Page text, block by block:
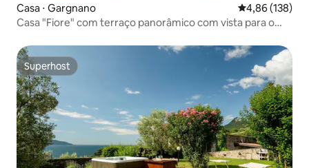
Casa ⋅ Gargnano 4,86 de uma
4,86 (138)
Casa "Fiore" com terraço panorâmico com vista para o
Superhost
Superhost